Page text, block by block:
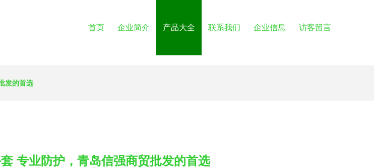
首页 企业简介 产品大全 联系我们 企业信息 访客留言
发的首选
专业防护，青岛信强商贸批发的首选